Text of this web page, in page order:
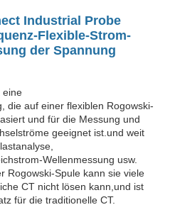
Industrial Probe
Flexible-Strom-
der Spannung
eine
die auf einer flexiblen Rogowski-
und für die Messung und
geeignet ist.und weit
Wellenmessung usw.
Rogowski-Spule kann sie viele
CT nicht lösen kann,und ist
für die traditionelle CT.